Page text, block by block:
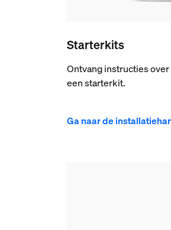
Starterkits
Ontvang instructies
een starterkit.
Ga naar de